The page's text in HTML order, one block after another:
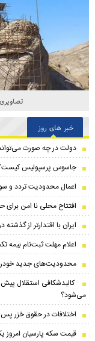
خبر های روز
دولت در چه صورت
جاسوس پرسپولیس کیست؟/
اعمال محدودیت تردد و
افتتاح محلی نا امن برای
ایران با اقتدارتر از
اعلام مهلت ثبت‌نام بیمه
محدودیت‌های جدید
کالبدشکافی استقلال
می‌شود؟
اختلافات در حقوق خزر
قیمت سکه پارسیان امروز یکشنبه ۱۸